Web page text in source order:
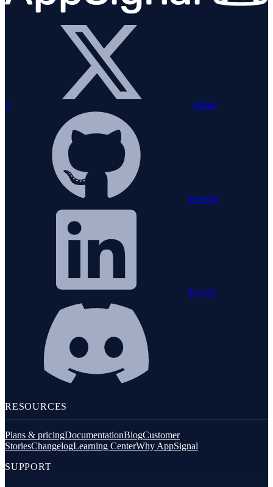
x github
linkedin
discord
RESOURCES
Plans & pricingDocumentationBlogCustomer
StoriesChangelogLearning CenterWhy AppSignal
SUPPORT